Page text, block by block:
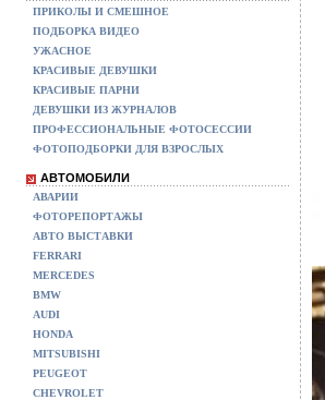
ПРИКОЛЫ И СМЕШНОЕ
ПОДБОРКА ВИДЕО
УЖАСНОЕ
КРАСИВЫЕ ДЕВУШКИ
КРАСИВЫЕ ПАРНИ
ДЕВУШКИ ИЗ ЖУРНАЛОВ
ПРОФЕССИОНАЛЬНЫЕ ФОТОСЕССИИ
ФОТОПОДБОРКИ ДЛЯ ВЗРОСЛЫХ
АВТОМОБИЛИ
АВАРИИ
ФОТОРЕПОРТАЖЫ
АВТО ВЫСТАВКИ
FERRARI
MERCEDES
BMW
AUDI
HONDA
MITSUBISHI
PEUGEOT
CHEVROLET